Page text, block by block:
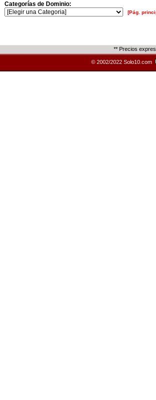
Categorías de Dominio:
[Pág.
** Precios
© 2002/2022 Solo10.com